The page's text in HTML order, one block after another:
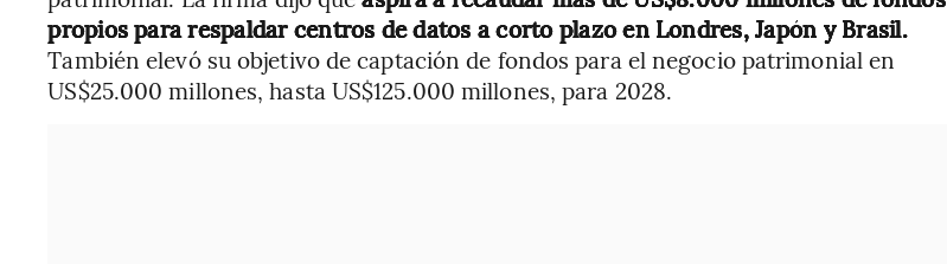
propios para respaldar centros de datos a corto plazo en Londres, Japón y Brasil.
También elevó su objetivo de captación de fondos para el negocio patrimonial en
US$25.000 millones, hasta US$125.000 millones, para 2028.